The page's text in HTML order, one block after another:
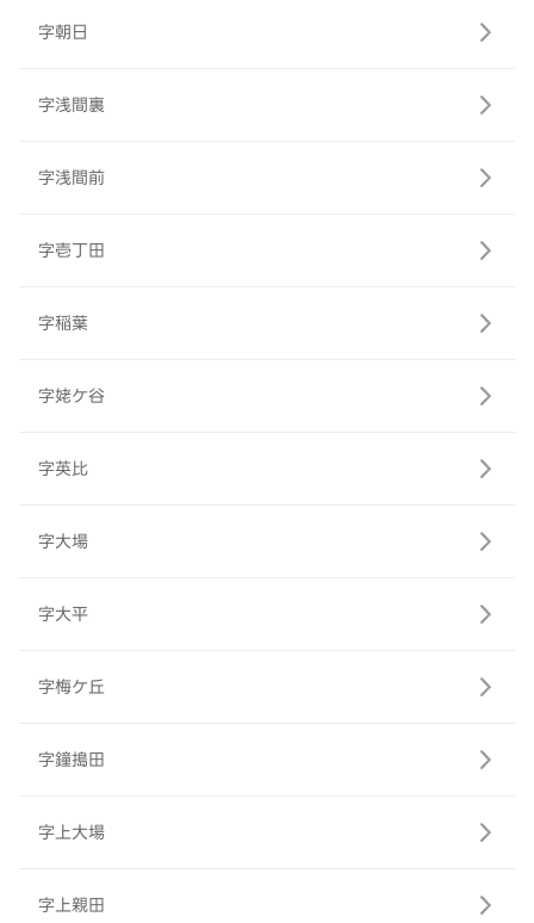
字朝日
字浅間裏
字浅間前
字壱丁田
字稲葉
字姥ケ谷
字英比
字大場
字大平
字梅ケ丘
字鐘搗田
字上大場
字上親田